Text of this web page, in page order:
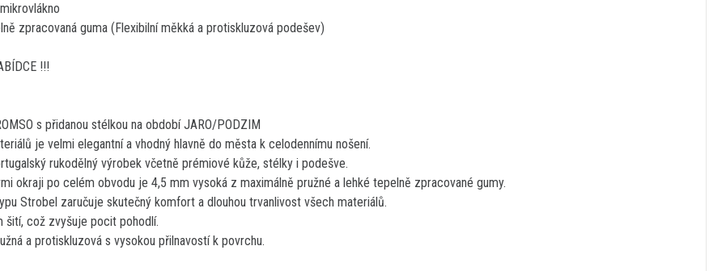
zpracovaná guma (Flexibilní měkká a protiskluzová podešev)
!!!
s přidanou stélkou na období JARO/PODZIM
je velmi elegantní a vhodný hlavně do města k celodennímu nošení.
rukodělný výrobek včetně prémiové kůže, stélky i podešve.
okraji po celém obvodu je 4,5 mm vysoká z maximálně pružné a lehké tepelně zpracované gumy.
Strobel zaručuje skutečný komfort a dlouhou trvanlivost všech materiálů.
šití, což zvyšuje pocit pohodlí.
a protiskluzová s vysokou přilnavostí k povrchu.